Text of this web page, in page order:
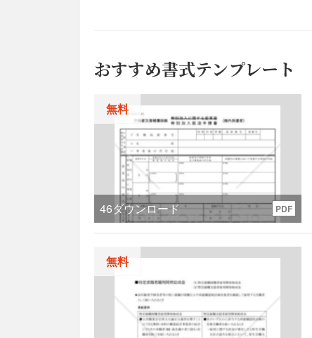
おすすめ書式テンプレート
無料
46ダウンロード PDF
無料